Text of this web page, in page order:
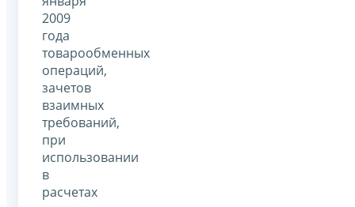
2009
года
товарообменных
операций,
зачетов
взаимных
требований,
при
использовании
в
расчетах